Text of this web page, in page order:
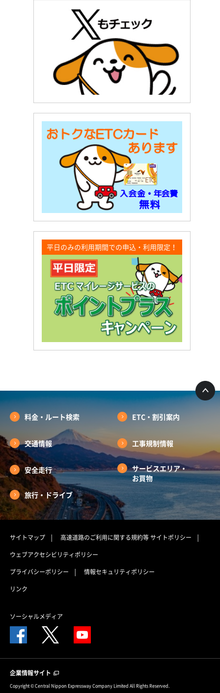
平日のみの利用期間での申込・利用限定！
料金・ルート検索 ETC・割引案内
交通情報 工事規制情報
安全走行
サービスエリア・
お買物
旅行・ドライブ
サイトマップ 高速道路のご利用に関する規約等サイトポリシー
ウェブアクセシビリティポリシー
プライバシーポリシー
情報セキュリティポリシー
リンク
ソーシャルメディア
企業情報サイト
Copyright © Central Nippon Expressway Company Limited All Rights Reserved.